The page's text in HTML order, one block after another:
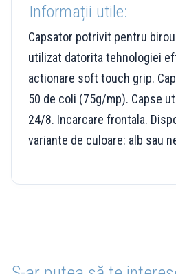
Informații utile:
Capsator potrivit pentru
utilizat datorita tehnologiei
actionare soft touch grip.
50 de coli (75g/mp). Capse
24/8. Incarcare frontala.
variante de culoare: alb sau